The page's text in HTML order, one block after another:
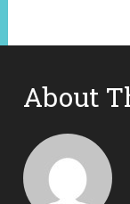
About